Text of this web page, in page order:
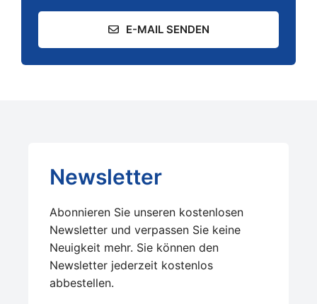
E-MAIL SENDEN
Newsletter
Abonnieren Sie unseren kostenlosen
Newsletter und verpassen Sie keine
Neuigkeit mehr. Sie können den
Newsletter jederzeit kostenlos
abbestellen.